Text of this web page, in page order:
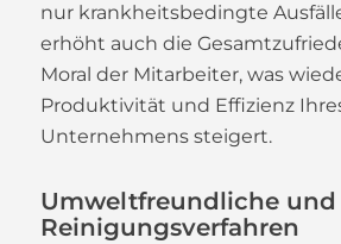
nur krankheitsbedingte
erhöht auch die
Moral der Mitarbeiter, was
Produktivität und Effizienz
Unternehmens steigert.
Umweltfreundliche
Reinigungsverfahren